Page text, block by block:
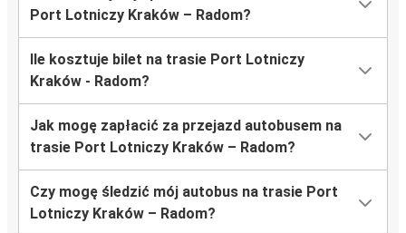
Port Lotniczy Kraków – Radom?
Ile kosztuje bilet na trasie Port Lotniczy
Kraków - Radom?
Jak mogę zapłacić za przejazd autobusem na
trasie Port Lotniczy Kraków – Radom?
Czy mogę śledzić mój autobus na trasie Port
Lotniczy Kraków – Radom?